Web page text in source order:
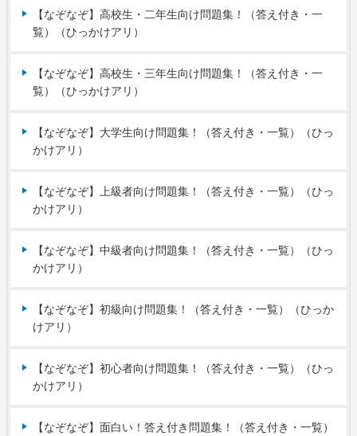
【なぞなぞ】高校生・二年生向け問題集！（答え付き・一
覧）（ひっかけアリ）
【なぞなぞ】高校生・三年生向け問題集！（答え付き・一
覧）（ひっかけアリ）
【なぞなぞ】大学生向け問題集！（答え付き・一覧）（ひっ
かけアリ）
【なぞなぞ】上級者向け問題集！（答え付き・一覧）（ひっ
かけアリ）
【なぞなぞ】中級者向け問題集！（答え付き・一覧）（ひっ
かけアリ）
【なぞなぞ】初級向け問題集！（答え付き・一覧）（ひっか
けアリ）
【なぞなぞ】初心者向け問題集！（答え付き・一覧）（ひっ
かけアリ）
【なぞなぞ】面白い！答え付き問題集！（答え付き・一覧）